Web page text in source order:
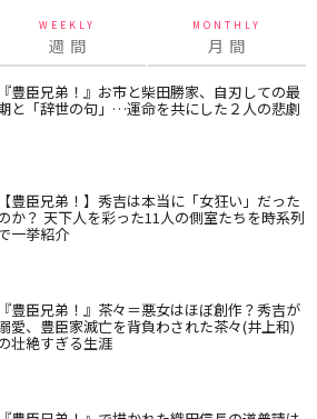
WEEKLY
週 間
MONTHLY
月 間
『豊臣兄弟！』お市と柴田勝家、自刃しての最
と「辞世の句」…運命を共にした２人の悲劇
【豊臣兄弟！】秀吉は本当に「女狂い」だった
か？ 天下人を彩った11人の側室たちを時系列
一挙紹介
『豊臣兄弟！』茶々＝悪女はほぼ創作？秀吉が
愛、豊臣家滅亡を背負わされた茶々(井上和)
壮絶すぎる生涯